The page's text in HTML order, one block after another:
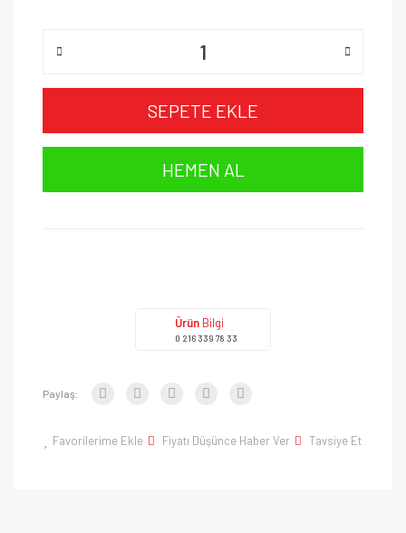
SEPETE EKLE
HEMEN AL
Ürün Bilgi
0 216 339 78 33
Paylaş:
Favorilerime Ekle Fiyatı Düşünce Haber Ver Tavsiye Et